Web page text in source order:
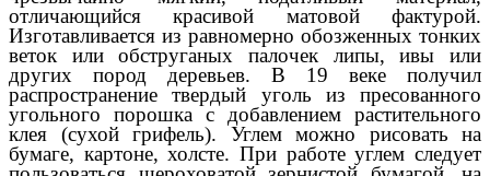
отличающийся красивой матовой фактурой.
Изготавливается из равномерно обозженных тонких
веток или обструганых палочек липы, ивы или
других пород деревьев. В 19 веке получил
распространение твердый уголь из пресованного
угольного порошка c добавлением растительного
клея (сухой грифель). Углем можно рисовать на
бумаге, картоне, холсте. При работе углем следует